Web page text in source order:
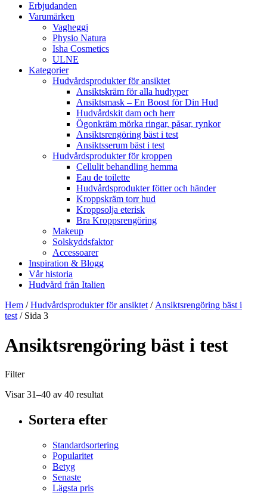
Erbjudanden
Varumärken
Vagheggi
Physio Natura
Isha Cosmetics
ULNE
Kategorier
Hudvårdsprodukter för ansiktet
Ansiktskräm för alla hudtyper
Ansiktsmask – En Boost för Din Hud
Hudvårdskit dam och herr
Ögonkräm mörka ringar, påsar, rynkor
Ansiktsrengöring bäst i test
Ansiktsserum bäst i test
Hudvårdsprodukter för kroppen
Cellulit behandling hemma
Eau de toilette
Hudvårdsprodukter fötter och händer
Kroppskräm torr hud
Kroppsolja eterisk
Bra Kroppsrengöring
Makeup
Solskyddsfaktor
Accessoarer
Inspiration & Blogg
Vår historia
Hudvård från Italien
Hem /Hudvårdsprodukter för ansiktet/Ansiktsrengöring bäst i
test/ Sida 3
Ansiktsrengöring bäst i test
Filter
Visar 31–40 av 40 resultat
Sortera efter
Standardsortering
Popularitet
Betyg
Senaste
Lägsta pris